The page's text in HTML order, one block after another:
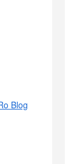
Blog